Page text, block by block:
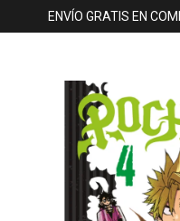
ENVÍO GRATIS EN